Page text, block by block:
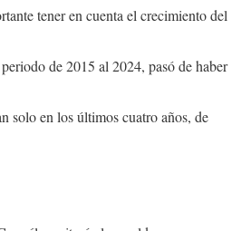
tener en cuenta el crecimiento del
de 2015 al 2024, pasó de haber
solo en los últimos cuatro años, de